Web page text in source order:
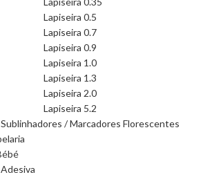
Lapiseira 0.5
Lapiseira 0.7
Lapiseira 0.9
Lapiseira 1.0
Lapiseira 1.3
Lapiseira 2.0
Lapiseira 5.2
Sublinhadores / Marcadores Florescentes